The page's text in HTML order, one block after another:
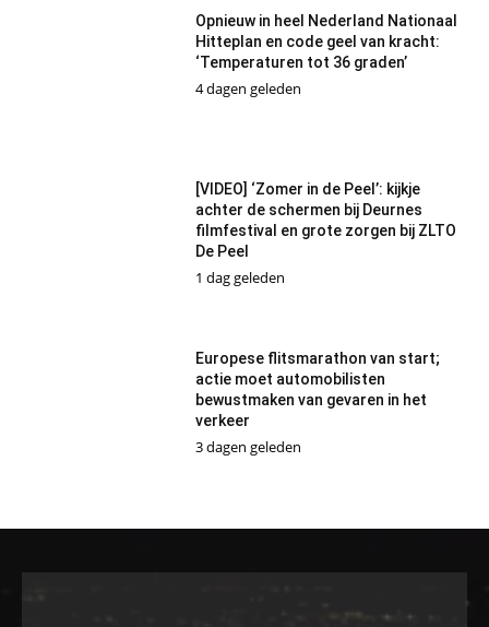
Opnieuw in heel Nederland Nationaal
Hitteplan en code geel van kracht:
‘Temperaturen tot 36 graden’
4 dagen geleden
[VIDEO] ‘Zomer in de Peel’: kijkje
achter de schermen bij Deurnes
filmfestival en grote zorgen bij ZLTO
De Peel
1 dag geleden
Europese flitsmarathon van start;
actie moet automobilisten
bewustmaken van gevaren in het
verkeer
3 dagen geleden